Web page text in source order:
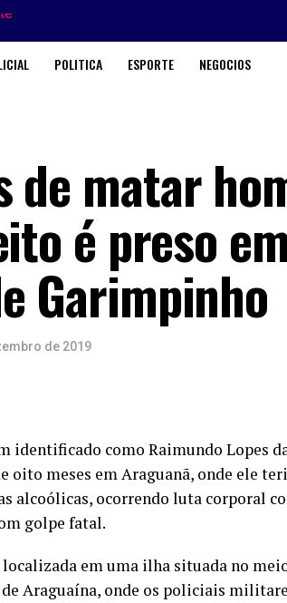
POLITICA ESPORTE NEGOCIOS
de matar
é preso
Garimpinho
de 2019
como Raimundo Lopes
oito meses em Araguanã, onde ele
alcoólicas, ocorrendo luta corporal
golpe fatal.
em uma ilha situada no
Araguaína, onde os policiais